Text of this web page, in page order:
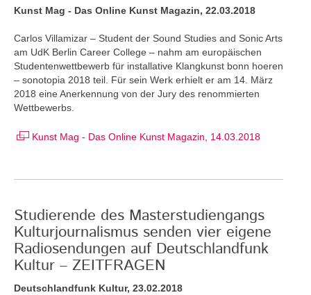
Kunst Mag - Das Online Kunst Magazin, 22.03.2018
Carlos Villamizar – Student der Sound Studies and Sonic Arts
am UdK Berlin Career College – nahm am europäischen
Studentenwettbewerb für installative Klangkunst bonn hoeren
– sonotopia 2018 teil. Für sein Werk erhielt er am 14. März
2018 eine Anerkennung von der Jury des renommierten
Wettbewerbs.
Kunst Mag - Das Online Kunst Magazin, 14.03.2018
Studierende des Masterstudiengangs
Kulturjournalismus senden vier eigene
Radiosendungen auf Deutschlandfunk
Kultur – ZEITFRAGEN
Deutschlandfunk Kultur, 23.02.2018